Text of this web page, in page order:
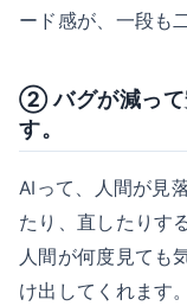
ード感が、一段も
② バグが減って
す。
AIって、人間が見
たり、直したりす
人間が何度見ても
け出してくれます。